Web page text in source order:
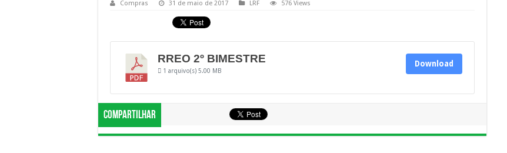
Compras 31 de maio de 2017 LRF 576 Views
RREO 2º BIMESTRE
1 arquivo(s) 5.00 MB
Download
Compartilhar